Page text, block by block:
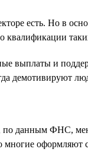
есть. Но в
квалификации
выплаты и
демотивируют
данным ФНС,
оформляют